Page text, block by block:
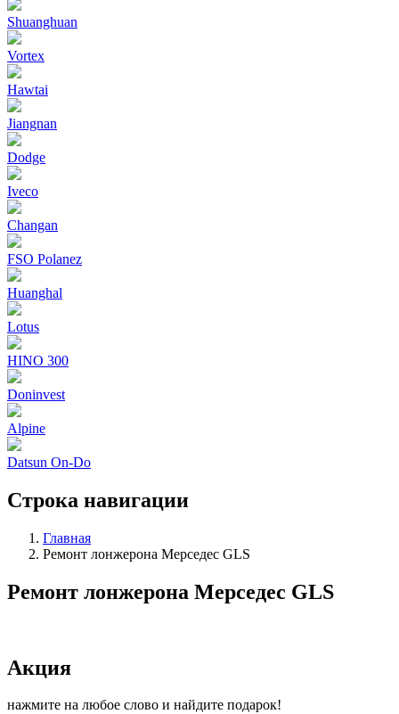
Shuanghuan
Vortex
Hawtai
Jiangnan
Dodge
Iveco
Changan
FSO Polanez
Huanghal
Lotus
HINO 300
Doninvest
Alpine
Datsun On-Do
Строка навигации
Главная
Ремонт лонжерона Мерседес GLS
Ремонт лонжерона Мерседес GLS
Акция
нажмите на любое слово и найдите подарок!